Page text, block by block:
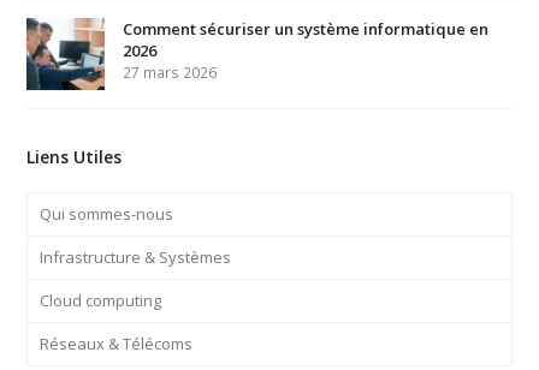
Comment sécuriser un système informatique en
2026
27 mars 2026
Liens Utiles
Qui sommes-nous
Infrastructure & Systèmes
Cloud computing
Réseaux & Télécoms